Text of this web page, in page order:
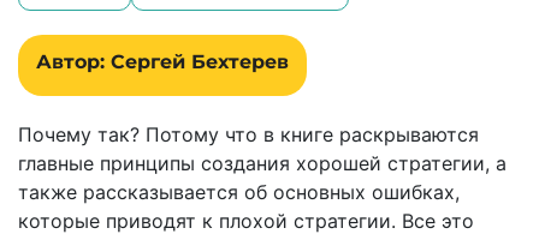
Автор: Сергей Бехтерев
Почему так? Потому что в книге раскрываются
главные принципы создания хорошей стратегии, а
также рассказывается об основных ошибках,
которые приводят к плохой стратегии. Все это